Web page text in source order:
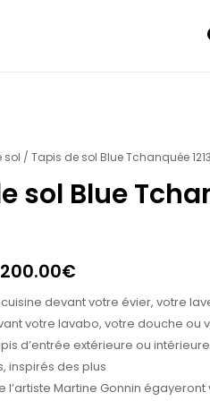
sol / Tapis de sol Blue Tchanquée 1213
sol Blue
200.00€
Plage
de
200.00€
devant votre évier, votre
votre lavabo, votre douche ou
d’entrée extérieure ou
inspirés des plus
Martine Gonnin égayeront